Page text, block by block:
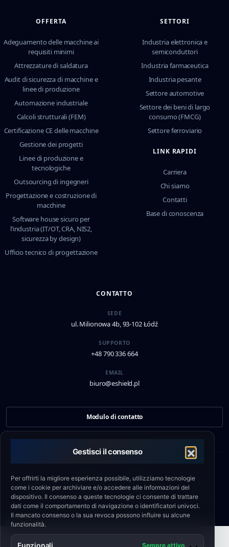
Gestisci il consenso
Per offrirti la migliore esperienza possibile, utilizziamo tecnologie
come i cookie per archiviare e/o accedere alle informazioni del
dispositivo. Il consenso a queste tecnologie ci consente di trattare
dati come il comportamento di navigazione o identificatori univoci.
Il mancato consenso o la sua revoca possono influire su alcune
funzionalità.
Funzionali Sempre attivo
OFFERTA
Adeguamento delle macchine ai
requisiti minimi
Attrezzature di saldatura
Audit di sicurezza di macchine e
linee di produzione
Automazione industriale
Calcoli strutturali (FEM)
Certificazione CE delle macchine
Gestione dei progetti
Linee di produzione e
tecnologiche
Outsourcing di ingegneri
Progettazione e costruzione di
macchine
Software house sicuro per
l’industria (IT/OT, CRA, NIS2,
sicurezza by design)
Ufficio tecnico di progettazione
SETTORI
Industria elettronica e
semiconduttori
Industria farmaceutica
Industria pesante
Settore automotive
Settore dei beni di largo
consumo (FMCG)
Settore ferroviario
LINK RAPIDI
Carriera
Chi siamo
Contatti
Base di conoscenza
CONTATTO
SEDE
ul. Milionowa 4b, 93-102 Łódź
SUPPORTO
+48 790 336 664
EMAIL
biuro@eshield.pl
Modulo di contatto
Informativa
sulla privacy
•
Politica
sui cookie
•
Regolamento
del servizio
•
Politica
qualità